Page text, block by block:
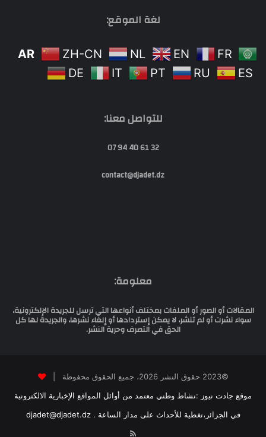
لغة الموقع:
AR ZH-CN NL EN
FR
DE
IT PT RU ES
للتواصل معنا:
32 61 40 94 07
contact@djadet.dz
معلومة:
المقالات أو الصور أو الملفات بمختلف أنواعها التي ترسل للجريدة الإلكترونية،
سواء نشرت أو لم تنشر، لا يمكن إستردادها أو إلغاء نشرها، والجريدة لها كل
الحق في التصرف وحرية النشر.
©2023 حقوق النشر 2026، جميع الحقوق محفوظة |
موقع جادت نيوز :نشاط وطني معتمد من أوائل المواقع الإخبارية الالكترونية
في الجزائر،تغطية للأحداث على مدار الساعة . djadet@djadet.dz
RSS